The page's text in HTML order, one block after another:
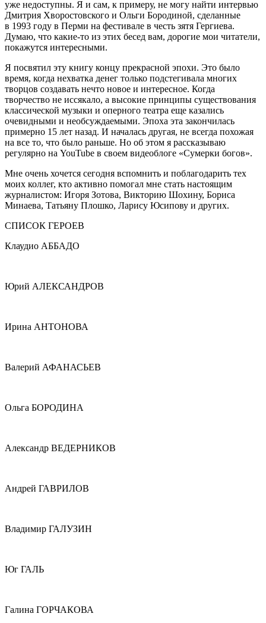
уже недоступны. Я и сам, к примеру, не могу найти интервью
Дмитрия Хворостовского и Ольги Бородиной, сделанные
в 1993 году в Перми на фестивале в честь зятя Гергиева.
Думаю, что какие-то из этих бесед вам, дорогие мои читатели,
покажутся интересными.
Я посвятил эту книгу концу прекрасной эпохи. Это было
время, когда нехватка денег только подстегивала многих
творцов создавать нечто новое и интересное. Когда
творчество не иссякало, а высокие принципы существования
классической музыки и оперного театра еще казались
очевидными и необсуждаемыми. Эпоха эта закончилась
примерно 15 лет назад. И началась другая, не всегда похожая
на все то, что было раньше. Но об этом я рассказываю
регулярно на YouTube в своем видеоблоге «Сумерки богов».
Мне очень хочется сегодня вспомнить и поблагодарить тех
моих коллег, кто активно помогал мне стать настоящим
журналистом: Игоря Зотова, Викторию Шохину, Бориса
Минаева, Татьяну Плошко, Ларису Юсипову и других.
СПИСОК ГЕРОЕВ
Клаудио АББАДО
Юрий АЛЕКСАНДРОВ
Ирина АНТОНОВА
Валерий АФАНАСЬЕВ
Ольга БОРОДИНА
Александр ВЕДЕРНИКОВ
Андрей ГАВРИЛОВ
Владимир ГАЛУЗИН
Юг ГАЛЬ
Галина ГОРЧАКОВА